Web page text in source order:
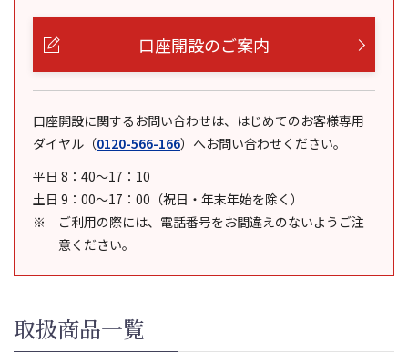
口座開設のご案内
口座開設に関するお問い合わせは、はじめてのお客様専用
ダイヤル （0120-566-166） へお問い合わせください。
平日 8：40～17：10
土日 9：00～17：00（祝日・年末年始を除く）
ご利用の際には、電話番号をお間違えのないようご注
意ください。
取扱商品一覧